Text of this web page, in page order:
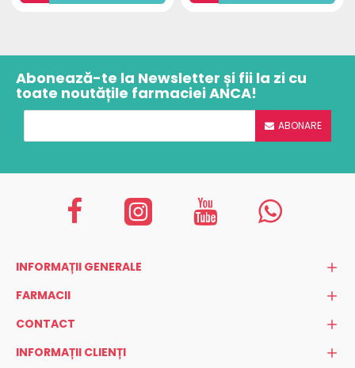
Abonează-te la Newsletter și fii la zi cu
toate noutățile farmaciei ANCA!
ABONARE
INFORMAȚII GENERALE
FARMACII
CONTACT
INFORMAȚII CLIENȚI